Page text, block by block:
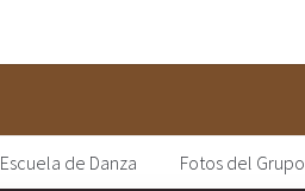
Escuela de Danza Fotos del Grupo